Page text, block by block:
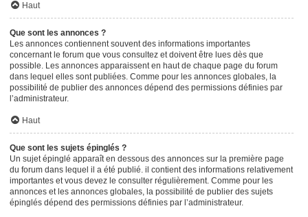
Haut
Que sont les annonces ?
Les annonces contiennent souvent des informations importantes
concernant le forum que vous consultez et doivent être lues dès que
possible. Les annonces apparaissent en haut de chaque page du forum
dans lequel elles sont publiées. Comme pour les annonces globales, la
possibilité de publier des annonces dépend des permissions définies par
l’administrateur.
Haut
Que sont les sujets épinglés ?
Un sujet épinglé apparaît en dessous des annonces sur la première page
du forum dans lequel il a été publié. il contient des informations relativement
importantes et vous devez le consulter régulièrement. Comme pour les
annonces et les annonces globales, la possibilité de publier des sujets
épinglés dépend des permissions définies par l’administrateur.